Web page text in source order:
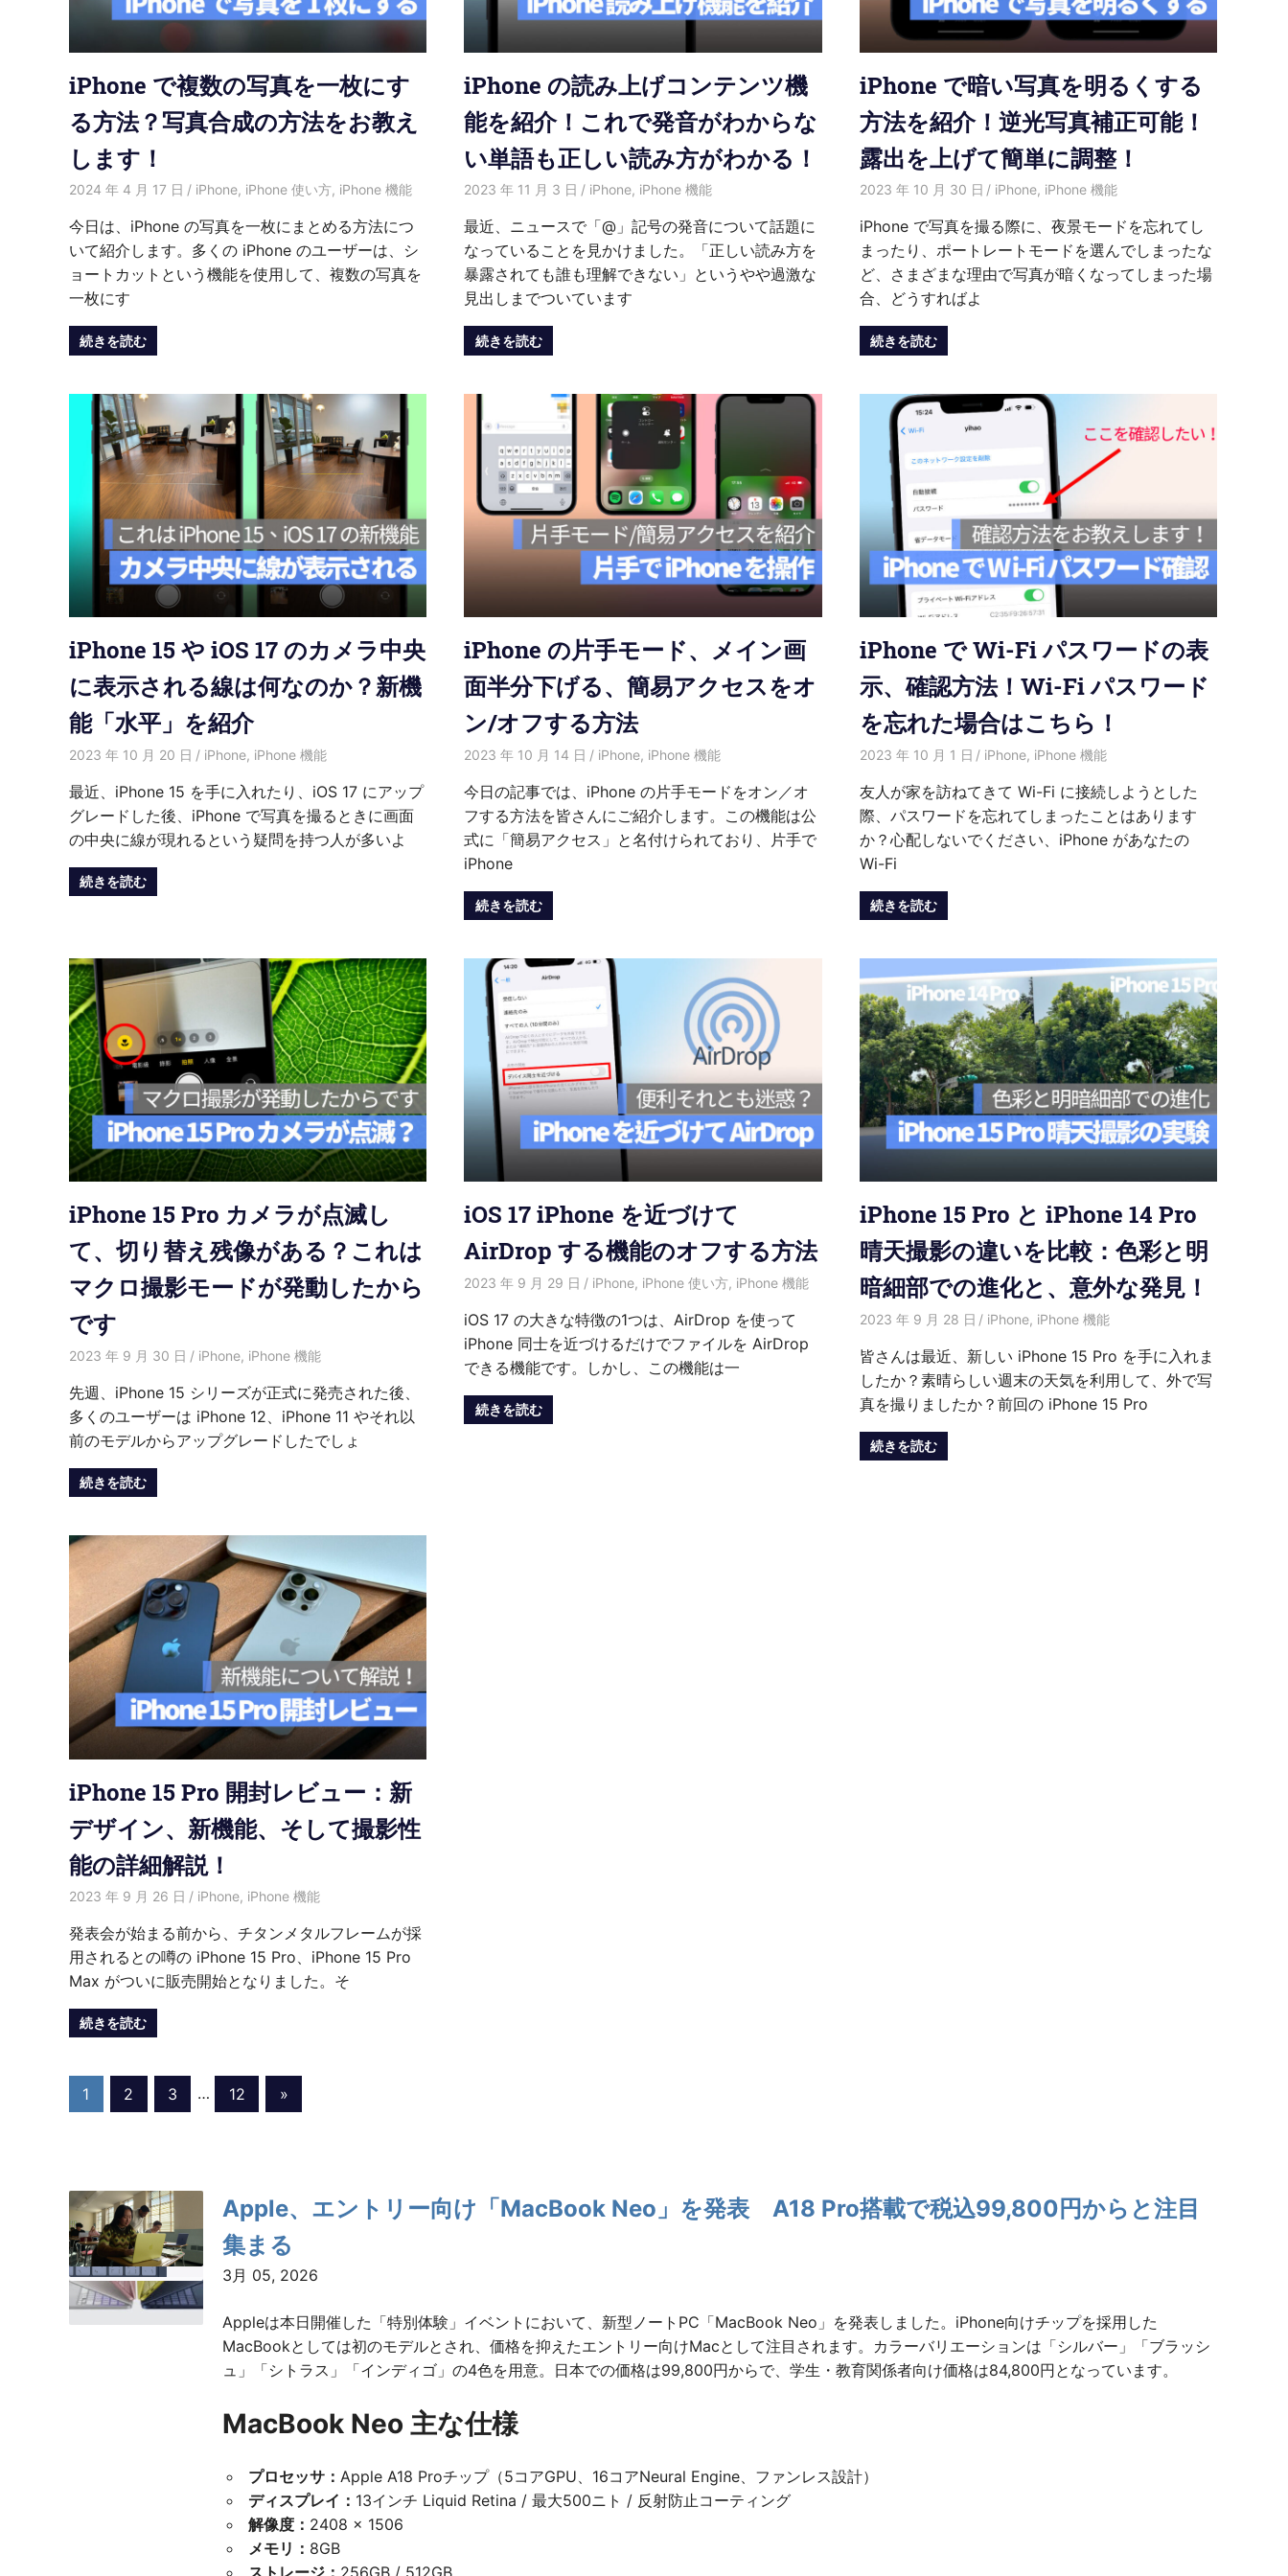
紹
介
iPhone で複数の写真を一枚にす
る方法？写真合成の方法をお教え
します！
2024 年 4 月 17 日 愛麗絲
iPhone, iPhone 使い方, iPhone 機能
今日は、iPhone の写真を一枚にまとめる方法につ
いて紹介します。多くの iPhone のユーザーは、シ
ョートカットという機能を使用して、複数の写真を
一枚にす
続きを読む
iPhone の読み上げコンテンツ機
能を紹介！これで発音がわからな
い単語も正しい読み方がわかる！
2023 年 11 月 3 日 愛麗絲
iPhone, iPhone 機能
最近、ニュースで「@」記号の発音について話題に
なっていることを見かけました。「正しい読み方を
暴露されても誰も理解できない」というやや過激な
見出しまでついています
続きを読む
iPhone で暗い写真を明るくする
方法を紹介！逆光写真補正可能！
露出を上げて簡単に調整！
2023 年 10 月 30 日 愛麗絲
iPhone, iPhone 機能
iPhone で写真を撮る際に、夜景モードを忘れてし
まったり、ポートレートモードを選んでしまったな
ど、さまざまな理由で写真が暗くなってしまった場
合、どうすればよ
続きを読む
iPhone 15 や iOS 17 のカメラ中央
に表示される線は何なのか？新機
能「水平」を紹介
2023 年 10 月 20 日 愛麗絲
iPhone, iPhone 機能
最近、iPhone 15 を手に入れたり、iOS 17 にアップ
グレードした後、iPhone で写真を撮るときに画面
の中央に線が現れるという疑問を持つ人が多いよ
続きを読む
iPhone の片手モード、メイン画
面半分下げる、簡易アクセスをオ
ン/オフする方法
2023 年 10 月 14 日 愛麗絲
iPhone, iPhone 機能
今日の記事では、iPhone の片手モードをオン／オ
フする方法を皆さんにご紹介します。この機能は公
式に「簡易アクセス」と名付けられており、片手で
iPhone
続きを読む
iPhone で Wi-Fi パスワードの表
示、確認方法！Wi-Fi パスワード
を忘れた場合はこちら！
2023 年 10 月 1 日 愛麗絲
iPhone, iPhone 機能
友人が家を訪ねてきて Wi-Fi に接続しようとした
際、パスワードを忘れてしまったことはあります
か？心配しないでください、iPhone があなたの
Wi-Fi
続きを読む
iPhone 15 Pro カメラが点滅し
て、切り替え残像がある？これは
マクロ撮影モードが発動したから
です
2023 年 9 月 30 日 愛麗絲
iPhone, iPhone 機能
先週、iPhone 15 シリーズが正式に発売された後、
多くのユーザーは iPhone 12、iPhone 11 やそれ以
前のモデルからアップグレードしたでしょ
続きを読む
iOS 17 iPhone を近づけて
AirDrop する機能のオフする方法
2023 年 9 月 29 日 愛麗絲
iPhone, iPhone 使い方, iPhone 機能
iOS 17 の大きな特徴の1つは、AirDrop を使って
iPhone 同士を近づけるだけでファイルを AirDrop
できる機能です。しかし、この機能は一
続きを読む
iPhone 15 Pro と iPhone 14 Pro
晴天撮影の違いを比較：色彩と明
暗細部での進化と、意外な発見！
2023 年 9 月 28 日 愛麗絲
iPhone, iPhone 機能
皆さんは最近、新しい iPhone 15 Pro を手に入れま
したか？素晴らしい週末の天気を利用して、外で写
真を撮りましたか？前回の iPhone 15 Pro
続きを読む
iPhone 15 Pro 開封レビュー：新
デザイン、新機能、そして撮影性
能の詳細解説！
2023 年 9 月 26 日 愛麗絲
iPhone, iPhone 機能
発表会が始まる前から、チタンメタルフレームが採
用されるとの噂の iPhone 15 Pro、iPhone 15 Pro
Max がついに販売開始となりました。そ
続きを読む
投
ペ
ー
ジ
1 2 3 … 12
Next
Posts
»
Apple、エントリー向け「MacBook Neo」を発表 A18 Pro搭載で税込99,800円からと注目
集まる
3月 05, 2026
Appleは本日開催した「特別体験」イベントにおいて、新型ノートPC「MacBook Neo」を発表しました。iPhone向けチップを採用した
MacBookとしては初のモデルとされ、価格を抑えたエントリー向けMacとして注目されます。カラーバリエーションは「シルバー」「ブラッシ
ュ」「シトラス」「インディゴ」の4色を用意。日本での価格は99,800円からで、学生・教育関係者向け価格は84,800円となっています。
MacBook Neo 主な仕様
プロセッサ： Apple A18 Proチップ（5コアGPU、16コアNeural Engine、ファンレス設計）
ディスプレイ： 13インチ Liquid Retina / 最大500ニト / 反射防止コーティング
解像度： 2408 × 1506
メモリ： 8GB